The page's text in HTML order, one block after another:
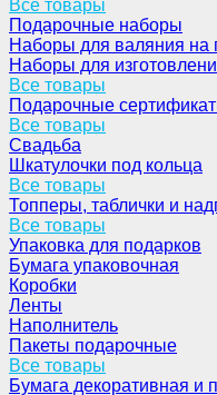
Все товары
Подарочные наборы
Наборы для валяния на
Наборы для
Все товары
Подарочные
Все товары
Свадьба
Шкатулочки под кольца
Все товары
Топперы, таблички и
Все товары
Упаковка для подарков
Бумага упаковочная
Коробки
Ленты
Наполнитель
Пакеты подарочные
Все товары
Бумага декоративная и